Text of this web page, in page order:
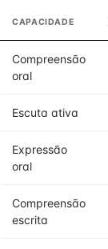
CAPACIDADE
Compreensão
oral
Escuta ativa
Expressão
oral
Compreensão
escrita